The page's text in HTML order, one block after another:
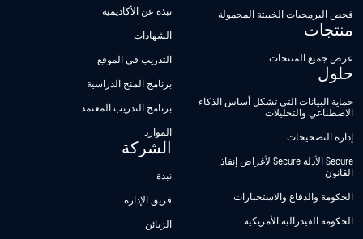
فحص البرمجيات الخبيثة المحمولة
منتجات
عرض جميع المنتجات
حلول
حماية البيانات التي تشكل أساس الذكاء
الاصطناعي والتحليلات
إدارة التصحيحات
Secure الأدلة Secure لأغراض إنفاذ
القانون
الحكومة والدفاع والاستخبارات
الحكومة الفيدرالية الأمريكية
نبذة عن الأكاديمية
الشهادات
التدريب في الموقع
برنامج المنح الدراسية
برنامج التدريب المعتمد
الموارد
الشركة
نبذة
فريق الإدارة
الزبائن